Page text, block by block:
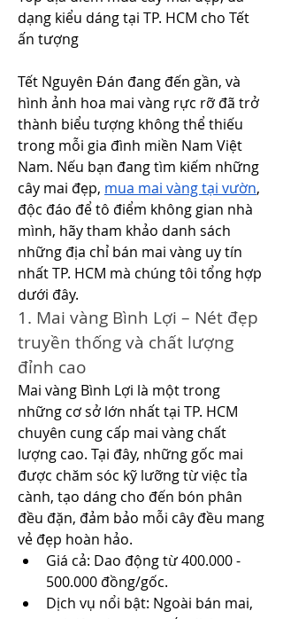
dạng kiểu dáng tại TP. HCM cho Tết
ấn tượng
Tết Nguyên Đán đang đến gần, và
hình ảnh hoa mai vàng rực rỡ đã trở
thành biểu tượng không thể thiếu
trong mỗi gia đình miền Nam Việt
Nam. Nếu bạn đang tìm kiếm những
cây mai đẹp, mua mai vàng tại vườn,
độc đáo để tô điểm không gian nhà
mình, hãy tham khảo danh sách
những địa chỉ bán mai vàng uy tín
nhất TP. HCM mà chúng tôi tổng hợp
dưới đây.
1. Mai vàng Bình Lợi – Nét đẹp
truyền thống và chất lượng
đỉnh cao
Mai vàng Bình Lợi là một trong
những cơ sở lớn nhất tại TP. HCM
chuyên cung cấp mai vàng chất
lượng cao. Tại đây, những gốc mai
được chăm sóc kỹ lưỡng từ việc tỉa
cành, tạo dáng cho đến bón phân
đều đặn, đảm bảo mỗi cây đều mang
vẻ đẹp hoàn hảo.
Giá cả: Dao động từ 400.000 -
500.000 đồng/gốc.
Dịch vụ nổi bật: Ngoài bán mai,